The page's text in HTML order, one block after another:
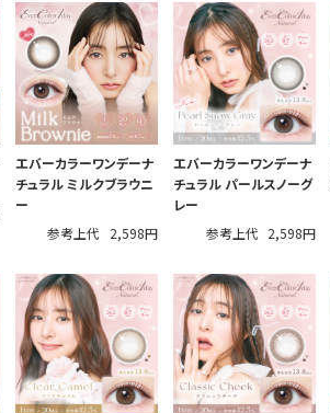
エバーカラーワンデーナ
チュラル ミルクブラウニ
ー
参考上代
2,598円
エバーカラーワンデーナ
チュラル パールスノーグ
レー
参考上代 2,598円